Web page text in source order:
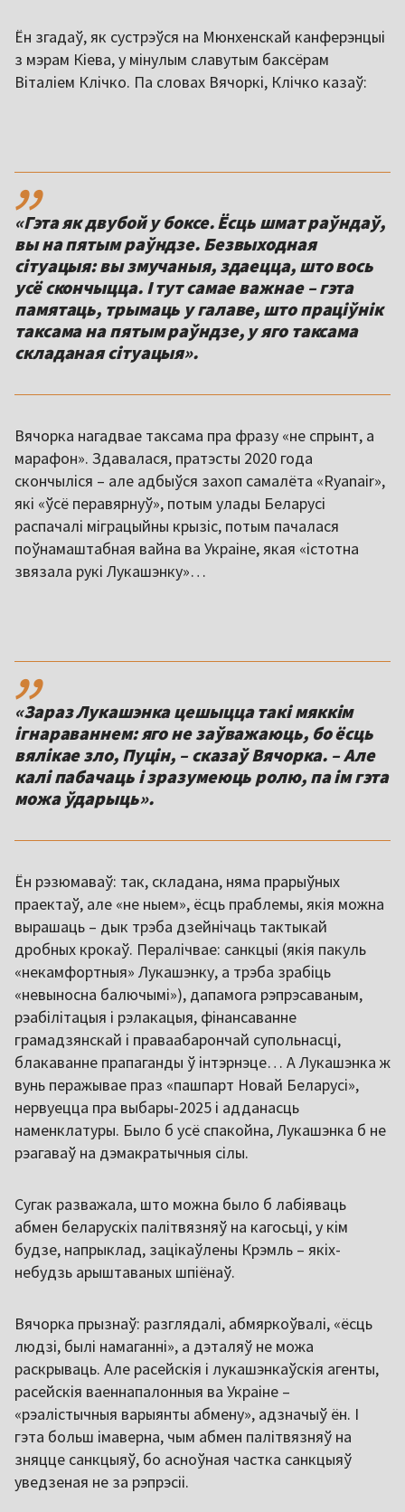
Ён згадаў, як сустрэўся на Мюнхенскай канферэнцыі
з мэрам Кіева, у мінулым славутым баксёрам
Віталіем Клічко. Па словах Вячоркі, Клічко казаў:
,,
«Гэта як двубой у боксе. Ёсць шмат раўндаў,
вы на пятым раўндзе. Безвыходная
сітуацыя: вы змучаныя, здаецца, што вось
усё скончыцца. І тут самае важнае – гэта
памятаць, трымаць у галаве, што праціўнік
таксама на пятым раўндзе, у яго таксама
складаная сітуацыя».
Вячорка нагадвае таксама пра фразу «не спрынт, а
марафон». Здавалася, пратэсты 2020 года
скончыліся – але адбыўся захоп самалёта «Ryanair»,
які «ўсё перавярнуў», потым улады Беларусі
распачалі міграцыйны крызіс, потым пачалася
поўнамаштабная вайна ва Украіне, якая «істотна
звязала рукі Лукашэнку»…
,,
«Зараз Лукашэнка цешыцца такі мяккім
ігнараваннем: яго не заўважаюць, бо ёсць
вялікае зло, Пуцін, – сказаў Вячорка. – Але
калі пабачаць і зразумеюць ролю, па ім гэта
можа ўдарыць».
Ён рэзюмаваў: так, складана, няма прарыўных
праектаў, але «не ныем», ёсць праблемы, якія можна
вырашаць – дык трэба дзейнічаць тактыкай
дробных крокаў. Пералічвае: санкцыі (якія пакуль
«некамфортныя» Лукашэнку, а трэба зрабіць
«невыносна балючымі»), дапамога рэпрэсаваным,
рэабілітацыя і рэлакацыя, фінансаванне
грамадзянскай і праваабарончай супольнасці,
блакаванне прапаганды ў інтэрнэце… А Лукашэнка ж
вунь перажывае праз «пашпарт Новай Беларусі»,
нервуецца пра выбары-2025 і адданасць
наменклатуры. Было б усё спакойна, Лукашэнка б не
рэагаваў на дэмакратычныя сілы.
Сугак разважала, што можна было б лабіяваць
абмен беларускіх палітвязняў на кагосьці, у кім
будзе, напрыклад, зацікаўлены Крэмль – якіх-
небудзь арыштаваных шпіёнаў.
Вячорка прызнаў: разглядалі, абмяркоўвалі, «ёсць
людзі, былі намаганні», а дэталяў не можа
раскрываць. Але расейскія і лукашэнкаўскія агенты,
расейскія ваеннапалонныя ва Украіне –
«рэалістычныя варыянты абмену», адзначыў ён. І
гэта больш імаверна, чым абмен палітвязняў на
зняцце санкцыяў, бо асноўная частка санкцыяў
уведзеная не за рэпрэсіі.